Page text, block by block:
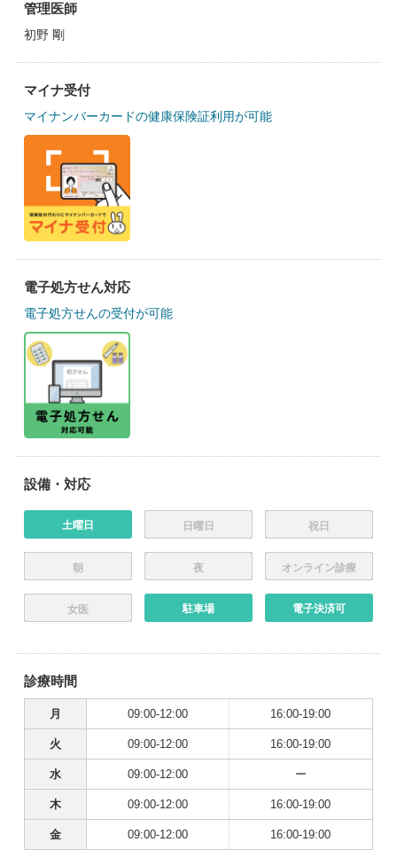
管理医師
初野 剛
マイナ受付
マイナンバーカードの健康保険証利用が可能
電子処方せん対応
電子処方せんの受付が可能
設備・対応
土曜日 日曜日 祝日
朝 夜 オンライン診療
女医 駐車場 電子決済可
診療時間
月 09:00-12:00 16:00-19:00
火 09:00-12:00 16:00-19:00
水 09:00-12:00 ー
木 09:00-12:00 16:00-19:00
金 09:00-12:00 16:00-19:00